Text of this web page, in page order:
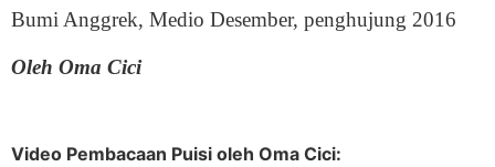
Bumi Anggrek, Medio Desember, penghujung 2016
Oleh Oma Cici
Video Pembacaan Puisi oleh Oma Cici: